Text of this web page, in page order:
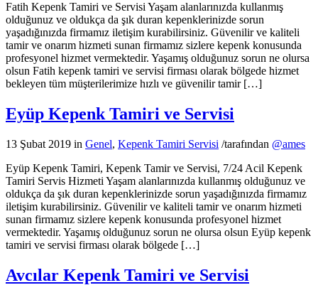
Fatih Kepenk Tamiri ve Servisi Yaşam alanlarınızda kullanmış
olduğunuz ve oldukça da şık duran kepenklerinizde sorun
yaşadığınızda firmamız iletişim kurabilirsiniz. Güvenilir ve kaliteli
tamir ve onarım hizmeti sunan firmamız sizlere kepenk konusunda
profesyonel hizmet vermektedir. Yaşamış olduğunuz sorun ne olursa
olsun Fatih kepenk tamiri ve servisi firması olarak bölgede hizmet
bekleyen tüm müşterilerimize hızlı ve güvenilir tamir […]
Eyüp Kepenk Tamiri ve Servisi
13 Şubat 2019 in Genel, Kepenk Tamiri Servisi /tarafından @ames
Eyüp Kepenk Tamiri, Kepenk Tamir ve Servisi, 7/24 Acil Kepenk
Tamiri Servis Hizmeti Yaşam alanlarınızda kullanmış olduğunuz ve
oldukça da şık duran kepenklerinizde sorun yaşadığınızda firmamız
iletişim kurabilirsiniz. Güvenilir ve kaliteli tamir ve onarım hizmeti
sunan firmamız sizlere kepenk konusunda profesyonel hizmet
vermektedir. Yaşamış olduğunuz sorun ne olursa olsun Eyüp kepenk
tamiri ve servisi firması olarak bölgede […]
Avcılar Kepenk Tamiri ve Servisi